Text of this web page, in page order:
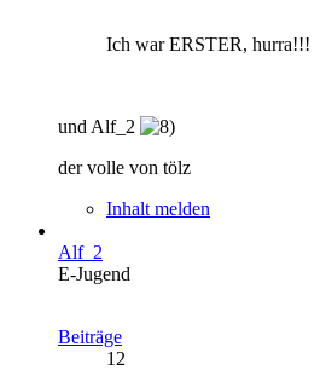
Ich war ERSTER, hurra!!!
und Alf_2
der volle von tölz
Inhalt melden
Alf_2
E-Jugend
Beiträge
12